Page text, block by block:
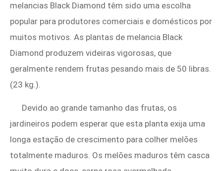
melancias Black Diamond têm sido uma escolha
popular para produtores comerciais e domésticos por
muitos motivos. As plantas de melancia Black
Diamond produzem videiras vigorosas, que
geralmente rendem frutas pesando mais de 50 libras.
(23 kg.).
Devido ao grande tamanho das frutas, os
jardineiros podem esperar que esta planta exija uma
longa estação de crescimento para colher melões
totalmente maduros. Os melões maduros têm casca